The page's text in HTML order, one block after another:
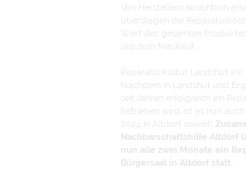
Von Herstellern absichtlich
übersteigen die
Wert des gesamten
uns zum Neukauf.
ReparaturKultur Landshut e.V.
Nachdem in Landshut und
seit Jahren erfolgreich ein
betrieben wird, ist es nun auch
2024 in Altdorf soweit!
Nachbarschaftshilfe Altdorf
nun alle zwei Monate ein
Bürgersaal in Altdorf statt.